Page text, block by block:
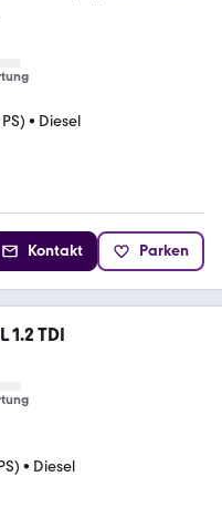
• Diesel
Kontakt Parken
1.2 TDI
• Diesel